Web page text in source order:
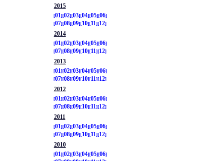
2015
01
02 03 04 05 06
07 08 09 10 11
12
2014
01
02 03 04 05 06
07 08 09 10 11
12
2013
01
02 03 04 05 06
07 08 09 10 11
12
2012
01
02 03 04 05 06
07 08 09 10 11
12
2011
01
02 03 04 05 06
07 08 09 10 11
12
2010
01
02 03 04 05 06